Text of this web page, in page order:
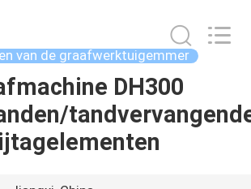
van de graafwerktuigemmer
DH300